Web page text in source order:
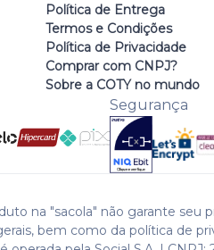
Política de Entrega
Termos e Condições
Política de Privacidade
Comprar com CNPJ?
Sobre a COTY no mundo
Segurança
na "sacola" não garante seu
bem como da política de